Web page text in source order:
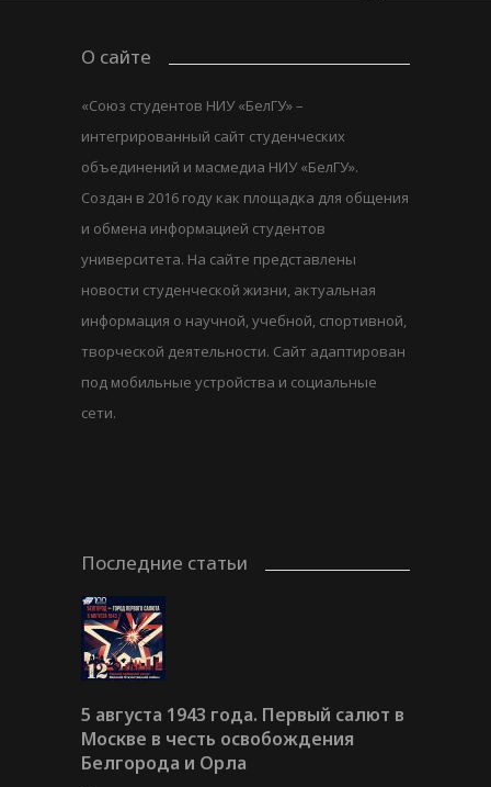
О сайте
«Союз студентов НИУ «БелГУ» –
интегрированный сайт студенческих
объединений и масмедиа НИУ «БелГУ».
Создан в 2016 году как площадка для общения
и обмена информацией студентов
университета. На сайте представлены
новости студенческой жизни, актуальная
информация о научной, учебной, спортивной,
творческой деятельности. Сайт адаптирован
под мобильные устройства и социальные
сети.
Последние статьи
5 августа 1943 года. Первый салют в
Москве в честь освобождения
Белгорода и Орла